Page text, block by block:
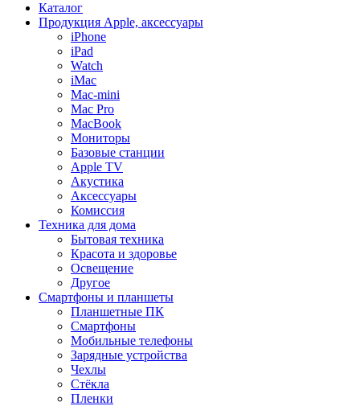
Каталог
Продукция Apple, аксессуары
iPhone
iPad
Watch
iMac
Mac-mini
Mac Pro
MacBook
Мониторы
Базовые станции
Apple TV
Акустика
Аксессуары
Комиссия
Техника для дома
Бытовая техника
Красота и здоровье
Освещение
Другое
Смартфоны и планшеты
Планшетные ПК
Смартфоны
Мобильные телефоны
Зарядные устройства
Чехлы
Стёкла
Пленки